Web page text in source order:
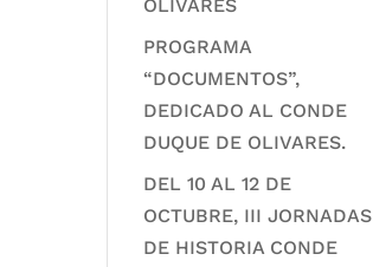
OLIVARES
PROGRAMA
“DOCUMENTOS”,
DEDICADO AL CONDE
DUQUE DE OLIVARES.
DEL 10 AL 12 DE
OCTUBRE, III JORNADAS
DE HISTORIA CONDE